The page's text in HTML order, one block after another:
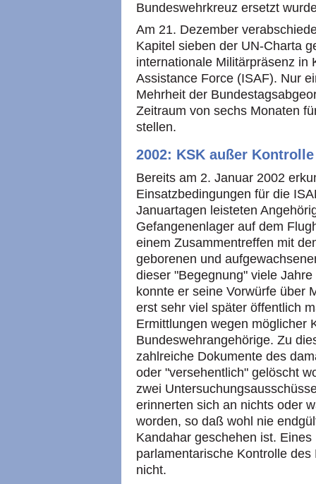
Bundeswehrkreuz ersetzt
Am 21. Dezember
Kapitel sieben der UN-Charta
internationale Militärpräsenz in
Assistance Force (ISAF). Nur
Mehrheit der
Zeitraum von sechs Monaten
stellen.
2002: KSK außer Kontrolle
Bereits am 2. Januar 2002
Einsatzbedingungen für die
Januartagen leisteten
Gefangenenlager auf dem
einem Zusammentreffen mit
geborenen und
dieser "Begegnung" viele
konnte er seine Vorwürfe über
erst sehr viel später öffentlich
Ermittlungen wegen möglicher
Bundeswehrangehörige. Zu
zahlreiche Dokumente des
oder "versehentlich" gelöscht
zwei
erinnerten sich an nichts oder
worden, so daß wohl nie
Kandahar geschehen ist.
parlamentarische Kontrolle
nicht.